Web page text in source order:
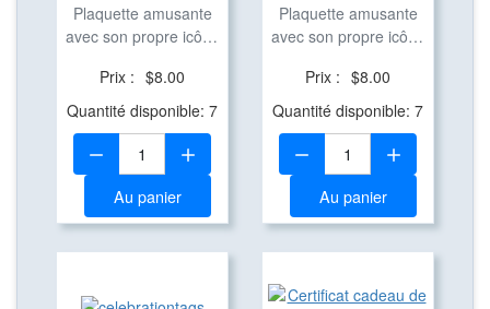
Plaquette amusante
avec son propre icône
Prix : $8.00
Quantité disponible: 7
Quantité:
Au panier
Plaquette amusante
avec son propre icône
Prix : $8.00
Quantité disponible: 7
Quantité:
Au panier